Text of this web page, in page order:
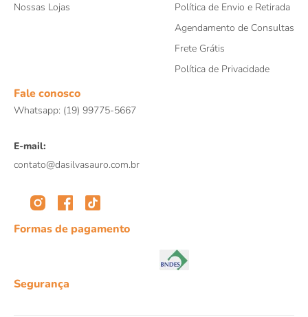
Nossas Lojas
Política de Envio e Retirada
Agendamento de Consultas
Frete Grátis
Política de Privacidade
Fale conosco
Whatsapp: (19) 99775-5667
E-mail:
contato@dasilvasauro.com.br
Formas de pagamento
Segurança